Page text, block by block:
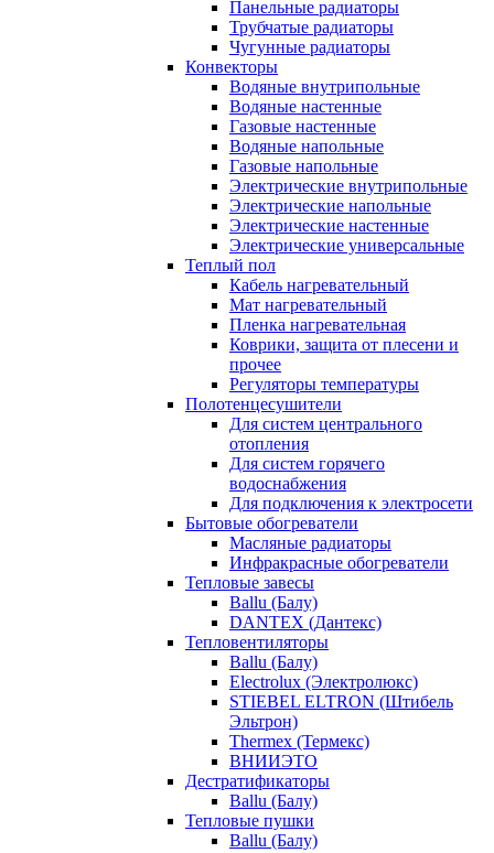
Панельные радиаторы
Трубчатые радиаторы
Чугунные радиаторы
Конвекторы
Водяные внутрипольные
Водяные настенные
Газовые настенные
Водяные напольные
Газовые напольные
Электрические внутрипольные
Электрические напольные
Электрические настенные
Электрические универсальные
Теплый пол
Кабель нагревательный
Мат нагревательный
Пленка нагревательная
Коврики, защита от плесени и
прочее
Регуляторы температуры
Полотенцесушители
Для систем центрального
отопления
Для систем горячего
водоснабжения
Для подключения к электросети
Бытовые обогреватели
Масляные радиаторы
Инфракрасные обогреватели
Тепловые завесы
Ballu (Балу)
DANTEX (Дантекс)
Тепловентиляторы
Ballu (Балу)
Electrolux (Электролюкс)
STIEBEL ELTRON (Штибель
Эльтрон)
Thermex (Термекс)
ВНИИЭТО
Дестратификаторы
Ballu (Балу)
Тепловые пушки
Ballu (Балу)